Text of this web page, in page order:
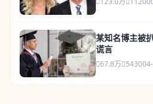
某知名博主被
谎言
67.8万 5430